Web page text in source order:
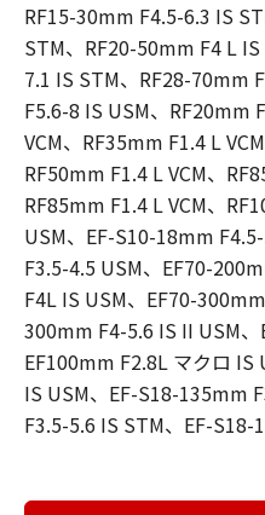
RF15-30mm F4.5-6.3 IS
STM、RF20-50mm F4 L
7.1 IS STM、RF28-70mm
F5.6-8 IS USM、RF20mm
VCM、RF35mm F1.4 L
RF50mm F1.4 L VCM、
RF85mm F1.4 L VCM、
USM、EF-S10-18mm
F3.5-4.5 USM、EF70-
F4L IS USM、EF70-
300mm F4-5.6 IS II USM、
EF100mm F2.8L マクロ
IS USM、EF-S18-135mm
F3.5-5.6 IS STM、EF-